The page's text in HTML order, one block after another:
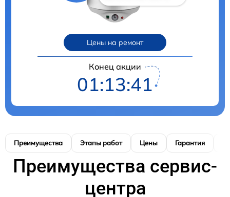
Цены на ремонт
Конец акции
01:13:40
Преимущества Этапы работ Цены Гарантия
Преимущества сервис-
центра